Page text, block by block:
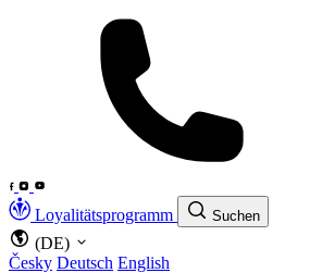
Loyalitätsprogramm Suchen
(DE)
Česky Deutsch English